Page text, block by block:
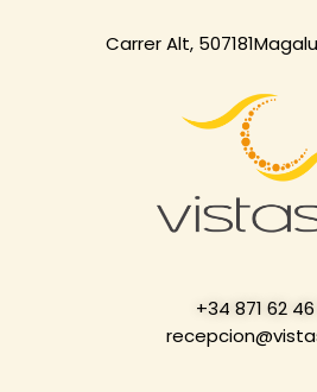
Carrer Alt, 507181
+34 871 62 46